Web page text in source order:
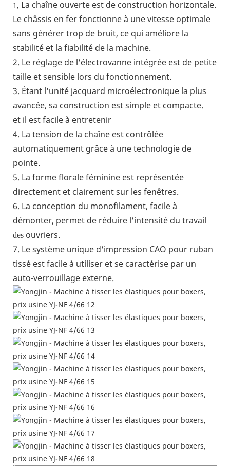
1, La chaîne ouverte est de construction horizontale.
Le châssis en fer fonctionne à une vitesse optimale
sans générer trop de bruit, ce qui améliore la
stabilité et la fiabilité de la machine.
2. Le réglage de l'électrovanne intégrée est de petite
taille et sensible lors du fonctionnement.
3. Étant l'unité jacquard microélectronique la plus
avancée, sa construction est simple et compacte.
et il est facile à entretenir
4. La tension de la chaîne est contrôlée
automatiquement grâce à une technologie de
pointe.
5. La forme florale féminine est représentée
directement et clairement sur les fenêtres.
6. La conception du monofilament, facile à
démonter, permet de réduire l'intensité du travail
des ouvriers.
7. Le système unique d'impression CAO pour ruban
tissé est facile à utiliser et se caractérise par un
auto-verrouillage externe.